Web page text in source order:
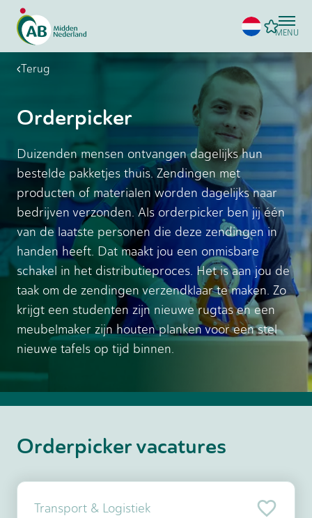
MENU
Terug
Orderpicker
Duizenden mensen ontvangen dagelijks hun
bestelde pakketjes thuis. Zendingen met
producten of materialen worden dagelijks naar
bedrijven verzonden. Als orderpicker ben jij één
van de laatste personen die deze zendingen in
handen heeft. Dat maakt jou een onmisbare
schakel in het distributieproces. Het is aan jou de
taak om de zendingen verzendklaar te maken. Zo
krijgt een studenten zijn nieuwe rugtas en een
meubelmaker zijn houten planken voor een stel
nieuwe tafels op tijd binnen.
Orderpicker vacatures
Transport & Logistiek